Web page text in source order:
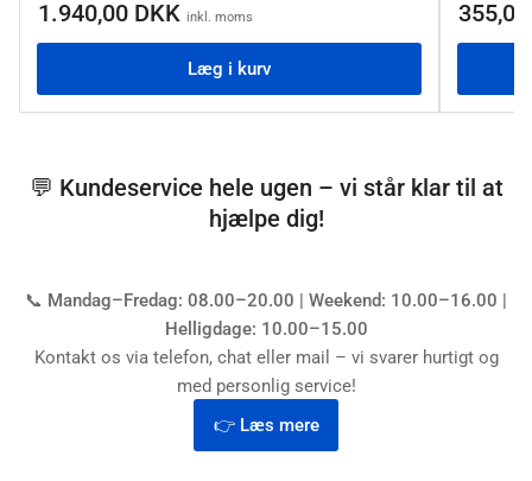
1.940,00 DKK inkl. moms
Læg i kurv
💬 Kundeservice hele ugen – vi står klar til at
hjælpe dig!
📞 Mandag–Fredag: 08.00–20.00 | Weekend: 10.00–16.00 |
Helligdage: 10.00–15.00
Kontakt os via telefon, chat eller mail – vi svarer hurtigt og
med personlig service!
👉 Læs mere